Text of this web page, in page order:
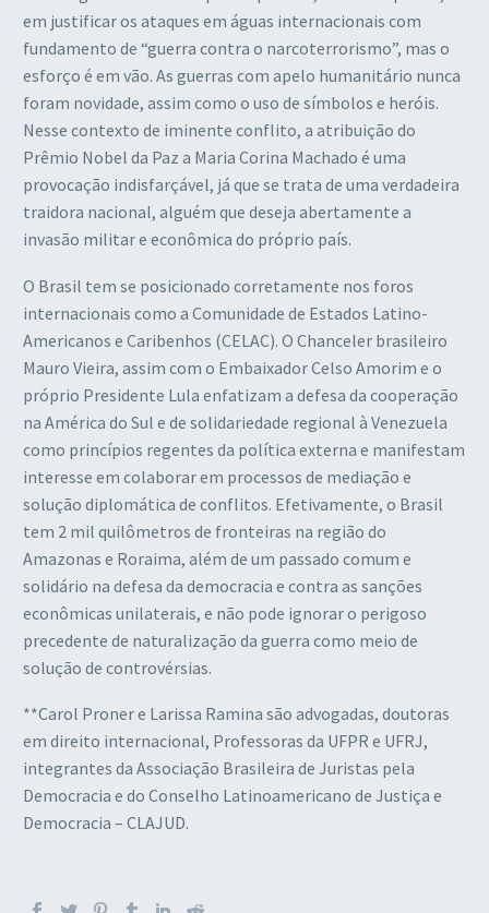
em justificar os ataques em águas internacionais com
fundamento de “guerra contra o narcoterrorismo”, mas o
esforço é em vão. As guerras com apelo humanitário nunca
foram novidade, assim como o uso de símbolos e heróis.
Nesse contexto de iminente conflito, a atribuição do
Prêmio Nobel da Paz a Maria Corina Machado é uma
provocação indisfarçável, já que se trata de uma verdadeira
traidora nacional, alguém que deseja abertamente a
invasão militar e econômica do próprio país.
O Brasil tem se posicionado corretamente nos foros
internacionais como a Comunidade de Estados Latino-
Americanos e Caribenhos (CELAC). O Chanceler brasileiro
Mauro Vieira, assim com o Embaixador Celso Amorim e o
próprio Presidente Lula enfatizam a defesa da cooperação
na América do Sul e de solidariedade regional à Venezuela
como princípios regentes da política externa e manifestam
interesse em colaborar em processos de mediação e
solução diplomática de conflitos. Efetivamente, o Brasil
tem 2 mil quilômetros de fronteiras na região do
Amazonas e Roraima, além de um passado comum e
solidário na defesa da democracia e contra as sanções
econômicas unilaterais, e não pode ignorar o perigoso
precedente de naturalização da guerra como meio de
solução de controvérsias.
**Carol Proner e Larissa Ramina são advogadas, doutoras
em direito internacional, Professoras da UFPR e UFRJ,
integrantes da Associação Brasileira de Juristas pela
Democracia e do Conselho Latinoamericano de Justiça e
Democracia – CLAJUD.